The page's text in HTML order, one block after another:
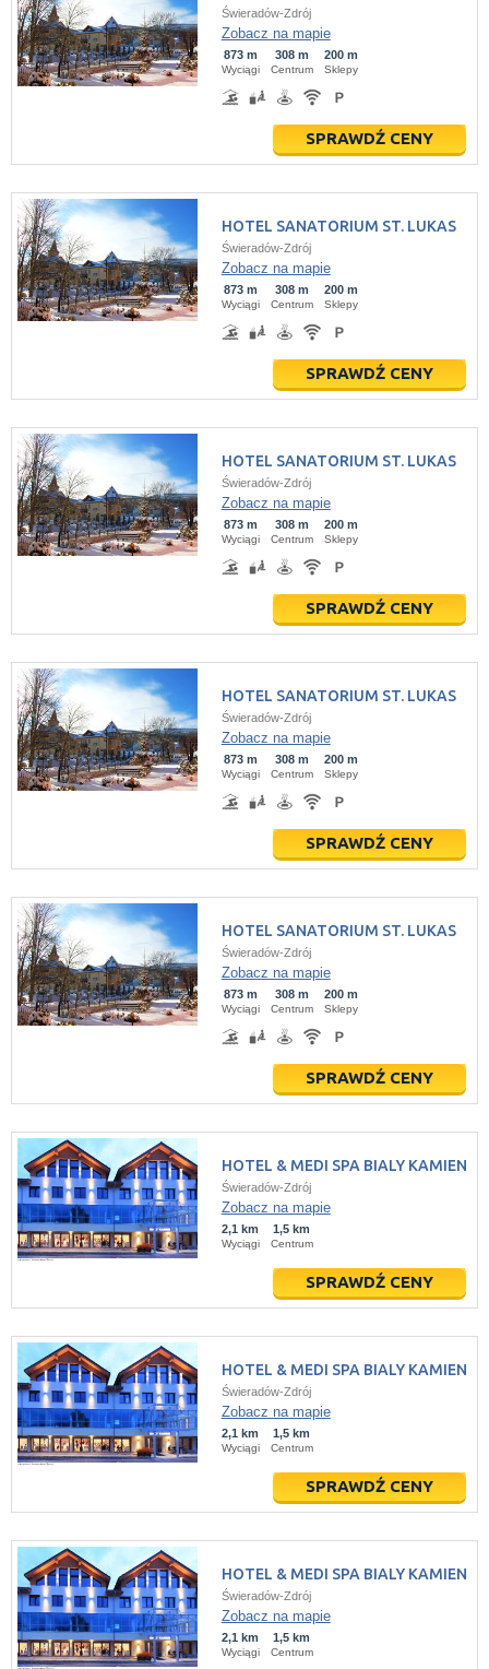
Świeradów-Zdrój
Zobacz na mapie
873 m
Wyciągi
308 m
Centrum
200 m
Sklepy
SPRAWDŹ CENY
HOTEL SANATORIUM ST. LUKAS
Świeradów-Zdrój
Zobacz na mapie
873 m
Wyciągi
308 m
Centrum
200 m
Sklepy
SPRAWDŹ CENY
HOTEL SANATORIUM ST. LUKAS
Świeradów-Zdrój
Zobacz na mapie
873 m
Wyciągi
308 m
Centrum
200 m
Sklepy
SPRAWDŹ CENY
HOTEL SANATORIUM ST. LUKAS
Świeradów-Zdrój
Zobacz na mapie
873 m
Wyciągi
308 m
Centrum
200 m
Sklepy
SPRAWDŹ CENY
HOTEL SANATORIUM ST. LUKAS
Świeradów-Zdrój
Zobacz na mapie
873 m
Wyciągi
308 m
Centrum
200 m
Sklepy
SPRAWDŹ CENY
HOTEL & MEDI SPA BIALY KAMIEN
Świeradów-Zdrój
Zobacz na mapie
2,1 km
Wyciągi
1,5 km
Centrum
SPRAWDŹ CENY
HOTEL & MEDI SPA BIALY KAMIEN
Świeradów-Zdrój
Zobacz na mapie
2,1 km
Wyciągi
1,5 km
Centrum
SPRAWDŹ CENY
HOTEL & MEDI SPA BIALY KAMIEN
Świeradów-Zdrój
Zobacz na mapie
2,1 km
Wyciągi
1,5 km
Centrum